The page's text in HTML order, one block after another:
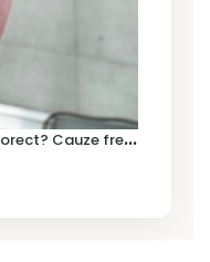
T
elefonul nu se mai încarcă corect? Cauze frecvente și soluții la service în Timișoara